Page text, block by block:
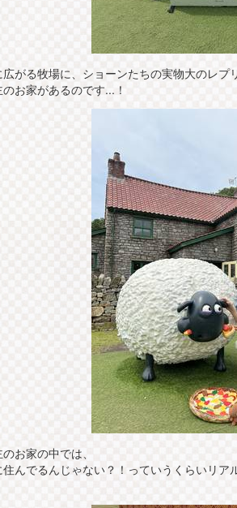
がる牧場に、ショーンたちの実物大のレプ
お家があるのです...！
お家の中では、
住んでるんじゃない？！っていうくらいリ